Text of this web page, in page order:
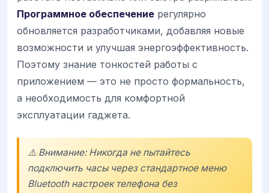
Программное обеспечение регулярно
обновляется разработчиками, добавляя новые
возможности и улучшая энергоэффективность.
Поэтому знание тонкостей работы с
приложением — это не просто формальность,
а необходимость для комфортной
эксплуатации гаджета.
⚠️ Внимание: Никогда не пытайтесь
подключить часы через стандартное меню
Bluetooth настроек телефона без